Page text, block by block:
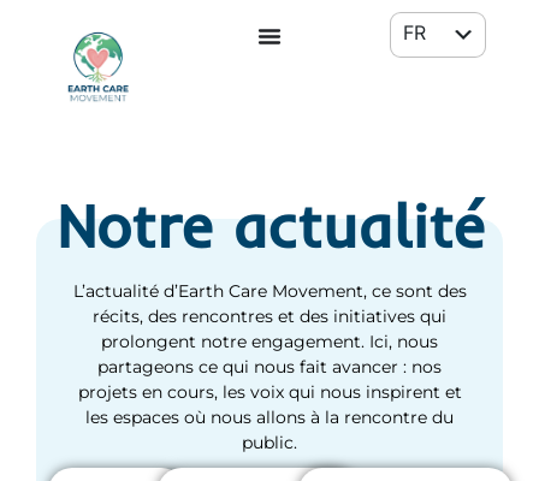
FR
Notre actualité
L’actualité d’Earth Care Movement, ce sont des
récits, des rencontres et des initiatives qui
prolongent notre engagement. Ici, nous
partageons ce qui nous fait avancer : nos
projets en cours, les voix qui nous inspirent et
les espaces où nous allons à la rencontre du
public.